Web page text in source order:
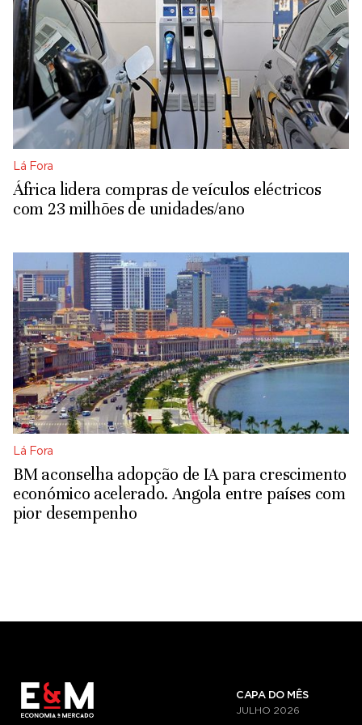
Lá Fora
África lidera compras de veículos eléctricos
com 23 milhões de unidades/ano
Lá Fora
BM aconselha adopção de IA para crescimento
económico acelerado. Angola entre países com
pior desempenho
CAPA DO MÊS
JULHO 2026